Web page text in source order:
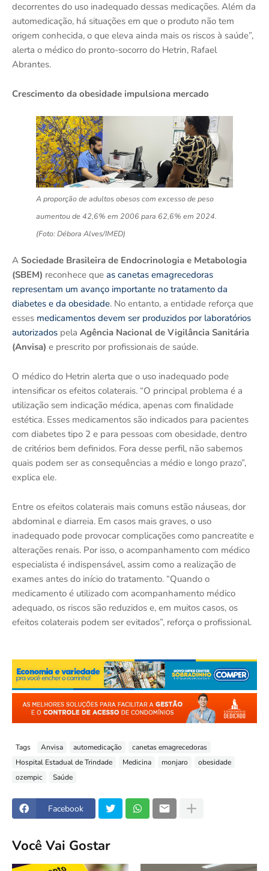
decorrentes do uso inadequado dessas medicações. Além da
automedicação, há situações em que o produto não tem
origem conhecida, o que eleva ainda mais os riscos à saúde”,
alerta o médico do pronto-socorro do Hetrin, Rafael
Abrantes.
Crescimento da obesidade impulsiona mercado
A proporção de adultos obesos com excesso de peso
aumentou de 42,6% em 2006 para 62,6% em 2024.
(Foto: Débora Alves/IMED)
A Sociedade Brasileira de Endocrinologia e Metabologia
(SBEM) reconhece que as canetas emagrecedoras
representam um avanço importante no tratamento da
diabetes e da obesidade. No entanto, a entidade reforça que
esses medicamentos devem ser produzidos por laboratórios
autorizados pela Agência Nacional de Vigilância Sanitária
(Anvisa) e prescrito por profissionais de saúde.
O médico do Hetrin alerta que o uso inadequado pode
intensificar os efeitos colaterais. “O principal problema é a
utilização sem indicação médica, apenas com finalidade
estética. Esses medicamentos são indicados para pacientes
com diabetes tipo 2 e para pessoas com obesidade, dentro
de critérios bem definidos. Fora desse perfil, não sabemos
quais podem ser as consequências a médio e longo prazo”,
explica ele.
Entre os efeitos colaterais mais comuns estão náuseas, dor
abdominal e diarreia. Em casos mais graves, o uso
inadequado pode provocar complicações como pancreatite e
alterações renais. Por isso, o acompanhamento com médico
especialista é indispensável, assim como a realização de
exames antes do início do tratamento. “Quando o
medicamento é utilizado com acompanhamento médico
adequado, os riscos são reduzidos e, em muitos casos, os
efeitos colaterais podem ser evitados”, reforça o profissional.
Tags Anvisa automedicação
canetas emagrecedoras
Hospital Estadual de Trindade
Medicina monjaro
obesidade
ozempic
Saúde
Facebook
Você Vai Gostar